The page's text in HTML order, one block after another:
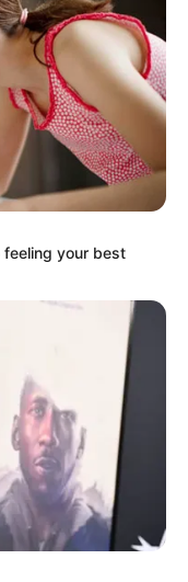
yang wajib ditandai
your best